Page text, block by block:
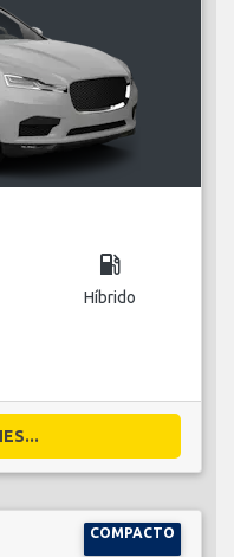
local_gas_station
Híbrido
COMPACTO